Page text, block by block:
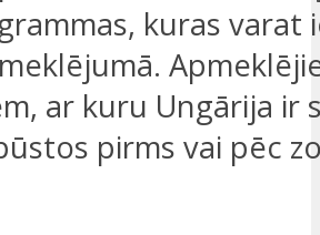
kuras varat
ar kuru Ungārija ir
pirms vai pēc